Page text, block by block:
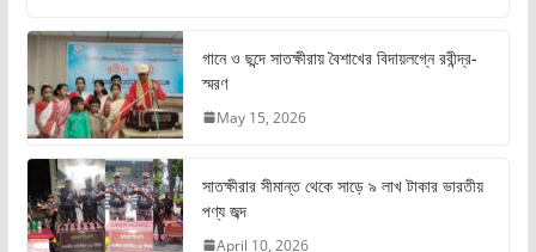
c
e
b
o
o
k
st
o
d
o
n
e
গানে ও ছন্দে সাতক্ষীরায় বৈশাখের বিদায়লগ্নে রবীন্দ্র-
স্মরণ
May 15, 2026
সাতক্ষীরার সীমান্ত থেকে সাড়ে ৯ লাখ টাকার ভারতীয়
পণ্য জব্দ
April 10, 2026